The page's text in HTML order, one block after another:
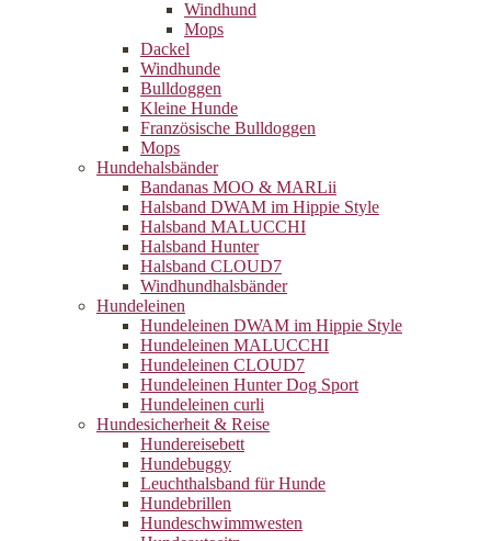
Windhund
Mops
Dackel
Windhunde
Bulldoggen
Kleine Hunde
Französische Bulldoggen
Mops
Hundehalsbänder
Bandanas MOO & MARLii
Halsband DWAM im Hippie Style
Halsband MALUCCHI
Halsband Hunter
Halsband CLOUD7
Windhundhalsbänder
Hundeleinen
Hundeleinen DWAM im Hippie Style
Hundeleinen MALUCCHI
Hundeleinen CLOUD7
Hundeleinen Hunter Dog Sport
Hundeleinen curli
Hundesicherheit & Reise
Hundereisebett
Hundebuggy
Leuchthalsband für Hunde
Hundebrillen
Hundeschwimmwesten